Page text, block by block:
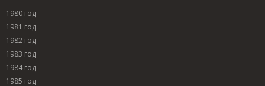
1980 год
1981 год
1982 год
1983 год
1984 год
1985 год